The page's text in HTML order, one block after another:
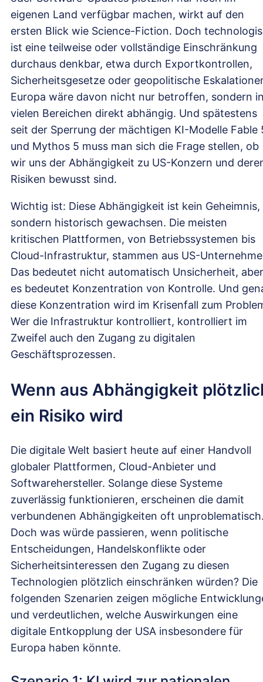
eigenen Land verfügbar machen, wirkt auf den
ersten Blick wie Science-Fiction. Doch
ist eine teilweise oder vollständige Einschränkung
durchaus denkbar, etwa durch Exportkontrollen,
Sicherheitsgesetze oder geopolitische
Europa wäre davon nicht nur betroffen, sondern
vielen Bereichen direkt abhängig. Und spätestens
seit der Sperrung der mächtigen KI-Modelle Fable
und Mythos 5 muss man sich die Frage stellen, ob
wir uns der Abhängigkeit zu US-Konzern und
Risiken bewusst sind.
Wichtig ist: Diese Abhängigkeit ist kein Geheimnis,
sondern historisch gewachsen. Die meisten
kritischen Plattformen, von Betriebssystemen bis
Cloud-Infrastruktur, stammen aus US-
Das bedeutet nicht automatisch Unsicherheit, aber
es bedeutet Konzentration von Kontrolle. Und
diese Konzentration wird im Krisenfall zum
Wer die Infrastruktur kontrolliert, kontrolliert im
Zweifel auch den Zugang zu digitalen
Geschäftsprozessen.
Wenn aus Abhängigkeit
ein Risiko wird
Die digitale Welt basiert heute auf einer Handvoll
globaler Plattformen, Cloud-Anbieter und
Softwarehersteller. Solange diese Systeme
zuverlässig funktionieren, erscheinen die damit
verbundenen Abhängigkeiten oft
Doch was würde passieren, wenn politische
Entscheidungen, Handelskonflikte oder
Sicherheitsinteressen den Zugang zu diesen
Technologien plötzlich einschränken würden? Die
folgenden Szenarien zeigen mögliche
und verdeutlichen, welche Auswirkungen eine
digitale Entkopplung der USA insbesondere für
Europa haben könnte.